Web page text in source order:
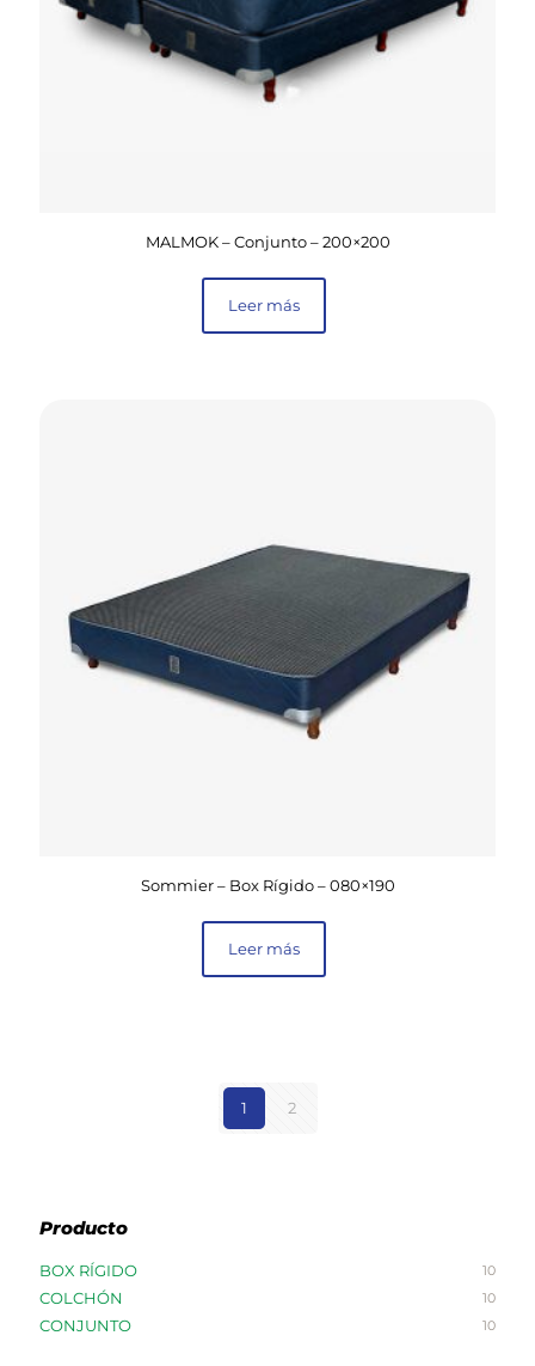
MALMOK – Conjunto – 200×200
Leer más
Sommier – Box Rígido – 080×190
Leer más
1 2
Producto
BOX RÍGIDO 10
COLCHÓN 10
CONJUNTO 10